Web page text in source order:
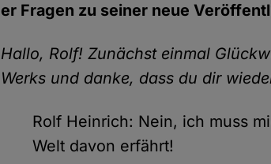
er Fragen zu seiner neue
Hallo, Rolf! Zunächst einmal
Werks und danke, dass du dir
Rolf Heinrich: Nein, ich muss
Welt davon erfährt!